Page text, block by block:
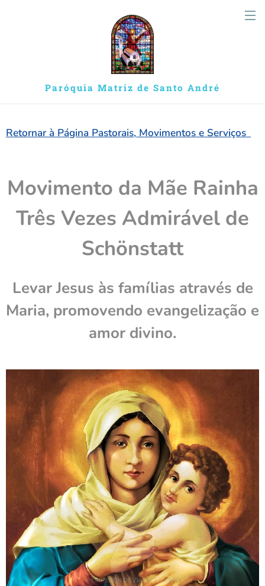
Paróquia Matriz de Santo André
Retornar à Página Pastorais, Movimentos e Serviços
Movimento da Mãe Rainha
Três Vezes Admirável de
Schönstatt
Levar Jesus às famílias através de
Maria, promovendo evangelização e
amor divino.